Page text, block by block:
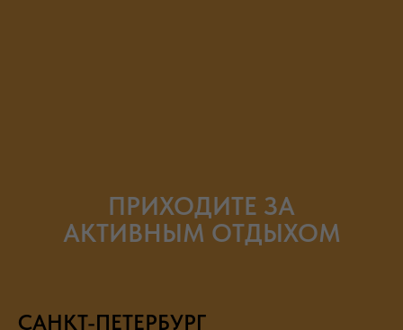
ПРИХОДИТЕ ЗА
АКТИВНЫМ ОТДЫХОМ
САНКТ-ПЕТЕРБУРГ